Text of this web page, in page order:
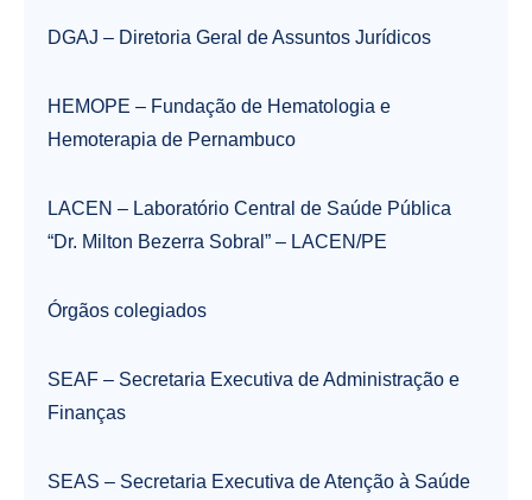
DGAJ – Diretoria Geral de Assuntos Jurídicos
HEMOPE – Fundação de Hematologia e
Hemoterapia de Pernambuco
LACEN – Laboratório Central de Saúde Pública
“Dr. Milton Bezerra Sobral” – LACEN/PE
Órgãos colegiados
SEAF – Secretaria Executiva de Administração e
Finanças
SEAS – Secretaria Executiva de Atenção à Saúde